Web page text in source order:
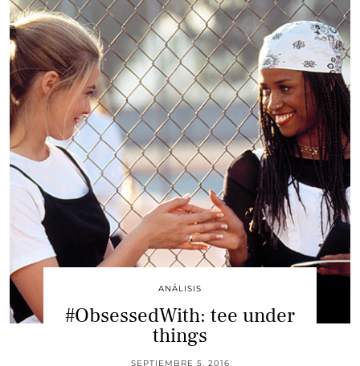
ANÁLISIS
#ObsessedWith: tee under
things
SEPTIEMBRE 5, 2016